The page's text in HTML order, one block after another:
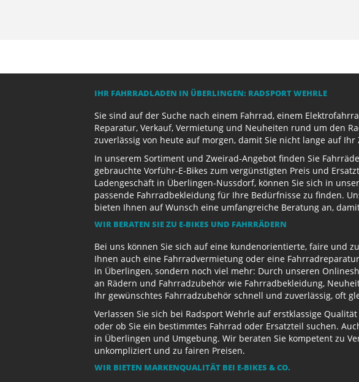
IHR FAHRRADLADEN IN ÜBERLINGEN: RADSPORT WEHRLE
Sie sind auf der Suche nach einem Fahrrad, einem
Reparatur, Verkauf, Vermietung und Neuheiten rund um den
zuverlässig von heute auf morgen, damit Sie nicht lange auf
In unserem Sortiment und Zweirad-Angebot finden Sie
gebrauchte Vorführ-E-Bikes zum vergünstigten Preis und
Ladengeschäft in Überlingen-Nussdorf, können Sie sich in
passende Fahrradbekleidung für Ihre Bedürfnisse zu finden.
bieten Ihnen auf Wunsch eine umfangreiche Beratung an,
WIR BERATEN SIE ZU E-BIKES UND FAHRRÄDERN
Bei uns können Sie sich auf eine kundenorientierte, faire und
Ihnen auch eine Fahrradvermietung oder eine
in Überlingen, sondern noch viel mehr: Durch unseren
an Rädern und Fahrradzubehör wie Fahrradbekleidung,
Ihr gewünschtes Fahrradzubehör schnell und zuverlässig, oft
Verlassen Sie sich bei Radsport Wehrle auf erstklassige
oder ob Sie ein bestimmtes Fahrrad oder Ersatzteil suchen.
in Überlingen und Umgebung. Wir beraten Sie kompetent zu
unkompliziert und zu fairen Preisen.
WIR BIETEN MARKENQUALITÄT BEI E-BIKES & CO.